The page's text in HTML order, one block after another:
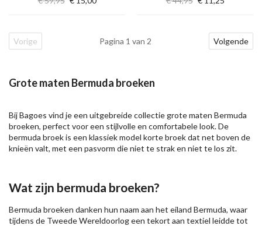
Vorige Pagina 1 van 2 Volgende
Grote maten Bermuda broeken
Bij Bagoes vind je een uitgebreide collectie grote maten Bermuda
broeken, perfect voor een stijlvolle en comfortabele look. De
bermuda broek is een klassiek model korte broekdat net boven de
knieën valt, met een pasvorm die niet te strak en niet te los zit.
Wat zijn bermuda broeken?
Bermuda broeken danken hun naam aan het eiland Bermuda, waar
tijdens de Tweede Wereldoorlog een tekort aan textiel leidde tot